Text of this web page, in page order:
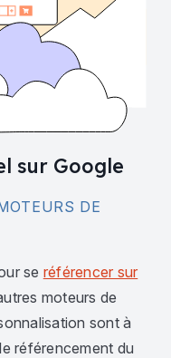
sur Google
DE
se référencer sur
moteurs de
sont à
référencement du